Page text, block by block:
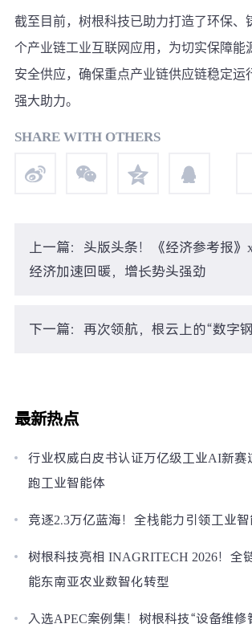
截至目前，树根科技已助力打造了环保、
个产业链工业互联网应用，为切实保障能
安全供应，确保重点产业链供应链稳定运
强大助力。
SHARE WITH OTHERS
上一篇：头版头条！《经济参考报》
经济加速回暖，增长势头强劲
下一篇：再次领航，根云上的“数字钢
最新热点
行业权威白皮书认证万亿级工业AI新赛
跑工业智能体
竞逐2.3万亿蓝海！全栈能力引领工业
树根科技亮相 INAGRITECH 2026！全
能东南亚农业数智化转型
入选APEC案例集！树根科技“设备维修